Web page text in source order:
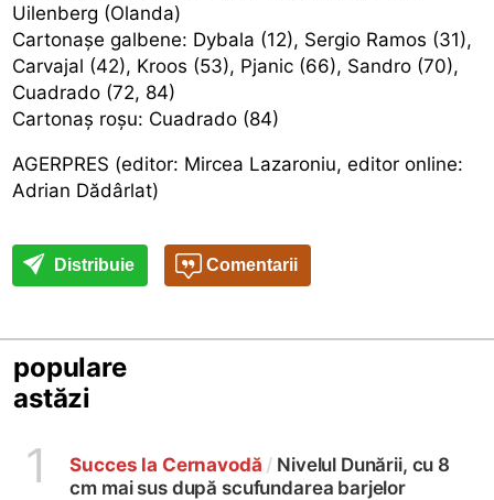
Uilenberg (Olanda)
Cartonașe galbene: Dybala (12), Sergio Ramos (31),
Carvajal (42), Kroos (53), Pjanic (66), Sandro (70),
Cuadrado (72, 84)
Cartonaș roșu: Cuadrado (84)
AGERPRES (editor: Mircea Lazaroniu, editor online:
Adrian Dădârlat)
Distribuie Comentarii
populare
astăzi
1 Succes la Cernavodă / Nivelul Dunării, cu 8
cm mai sus după scufundarea barjelor